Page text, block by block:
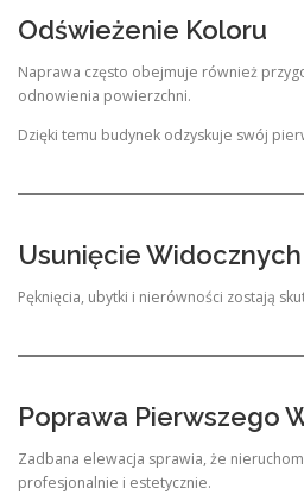
Odświeżenie Koloru
Naprawa często obejmuje również
odnowienia powierzchni.
Dzięki temu budynek odzyskuje swój
Usunięcie
Pęknięcia, ubytki i nierówności zostają
Poprawa Pierwszego
Zadbana elewacja sprawia, że
profesjonalnie i estetycznie.